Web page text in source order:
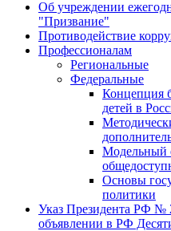
Об учреждении
"Призвание"
Противодействие
Профессионалам
Региональные
Федеральные
Концепция
детей в
Модельный
Основы
политики
Указ Президента РФ №
объявлении в РФ